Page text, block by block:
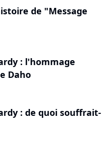
de "Message
: l'hommage
Daho
: de quoi souffrait-